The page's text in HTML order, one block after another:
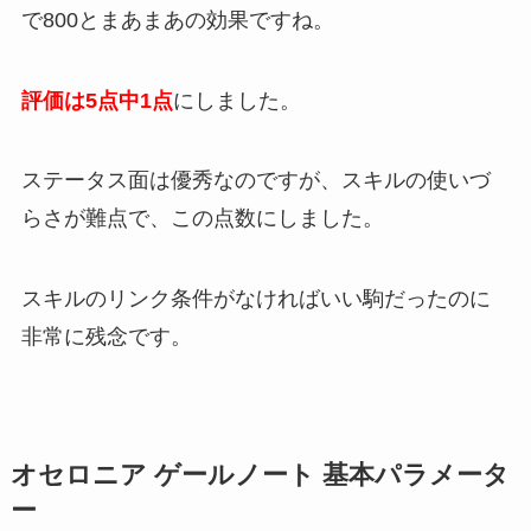
で800とまあまあの効果ですね。
評価は5点中1点にしました。
ステータス面は優秀なのですが、スキルの使いづ
らさが難点で、この点数にしました。
スキルのリンク条件がなければいい駒だったのに
非常に残念です。
オセロニア ゲールノート 基本パラメータ
ー